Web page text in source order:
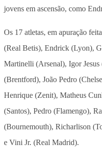
jovens em ascensão, como
Os 17 atletas, em apuração
(Real Betis), Endrick (Lyon),
Martinelli (Arsenal), Igor
(Brentford), João Pedro
Henrique (Zenit), Matheus
(Santos), Pedro (Flamengo),
(Bournemouth), Richarlison
e Vini Jr. (Real Madrid).